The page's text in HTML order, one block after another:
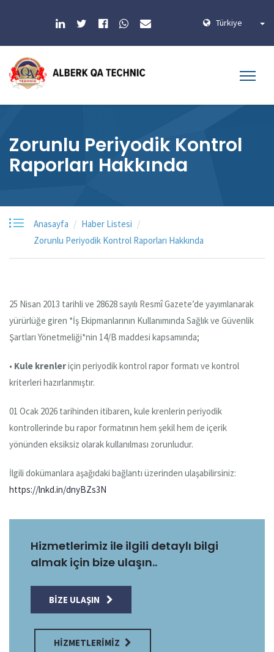
Türkiye
Zorunlu Periyodik Kontrol
Raporları Hakkında
Anasayfa
Haber Listesi
Zorunlu Periyodik Kontrol Raporları Hakkında
25 Nisan 2013 tarihli ve 28628 sayılı Resmî Gazete’de yayımlanarak
yürürlüğe giren *İş Ekipmanlarının Kullanımında Sağlık ve Güvenlik
Şartları Yönetmeliği*nin 14/B maddesi kapsamında;
• Kule krenleriçin periyodik kontrol rapor formatı ve kontrol
kriterleri hazırlanmıştır.
01 Ocak 2026 tarihinden itibaren, kule krenlerin periyodik
kontrollerinde bu rapor formatının hem şekil hem de içerik
yönünden eksiksiz olarak kullanılması zorunludur.
İlgili dokümanlara aşağıdaki bağlantı üzerinden ulaşabilirsiniz:
https://lnkd.in/dnyBZs3N
Hizmetlerimiz ile ilgili detaylı bilgi
almak için bize ulaşın..
BIZE ULAŞIN
HIZMETLERIMIZ